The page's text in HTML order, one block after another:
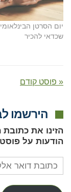
יום הסרטן
שכדאי להכיר
« פוסט קודם
הירשמו
הזינו את
הודעות על
כתובת
דואר
אלקטרוני